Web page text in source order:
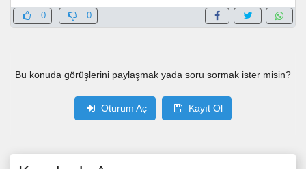
0 0
Bu konuda görüşlerini paylaşmak yada soru sormak ister misin?
Oturum Aç Kayıt Ol